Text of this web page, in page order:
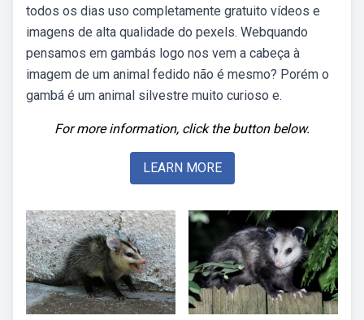
todos os dias uso completamente gratuito vídeos e
imagens de alta qualidade do pexels. Webquando
pensamos em gambás logo nos vem a cabeça à
imagem de um animal fedido não é mesmo? Porém o
gambá é um animal silvestre muito curioso e.
For more information, click the button below.
LEARN MORE